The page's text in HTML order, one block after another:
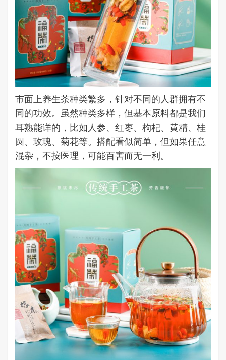
市面上养生茶种类繁多，针对不同的人群拥有不
同的功效。虽然种类多样，但基本原料都是我们
耳熟能详的，比如人参、红枣、枸杞、黄精、桂
圆、玫瑰、菊花等。搭配看似简单，但如果任意
混杂，不按医理，可能百害而无一利。